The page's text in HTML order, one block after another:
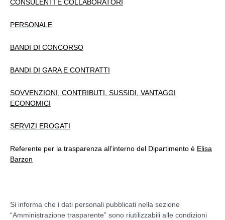
CONSULENTI E COLLABORATORI
PERSONALE
BANDI DI CONCORSO
BANDI DI GARA E CONTRATTI
SOVVENZIONI, CONTRIBUTI, SUSSIDI, VANTAGGI
ECONOMICI
SERVIZI EROGATI
Referente per la trasparenza all’interno del Dipartimento è Elisa
Barzon
Si informa che i dati personali pubblicati nella sezione
“Amministrazione trasparente” sono riutilizzabili alle condizioni